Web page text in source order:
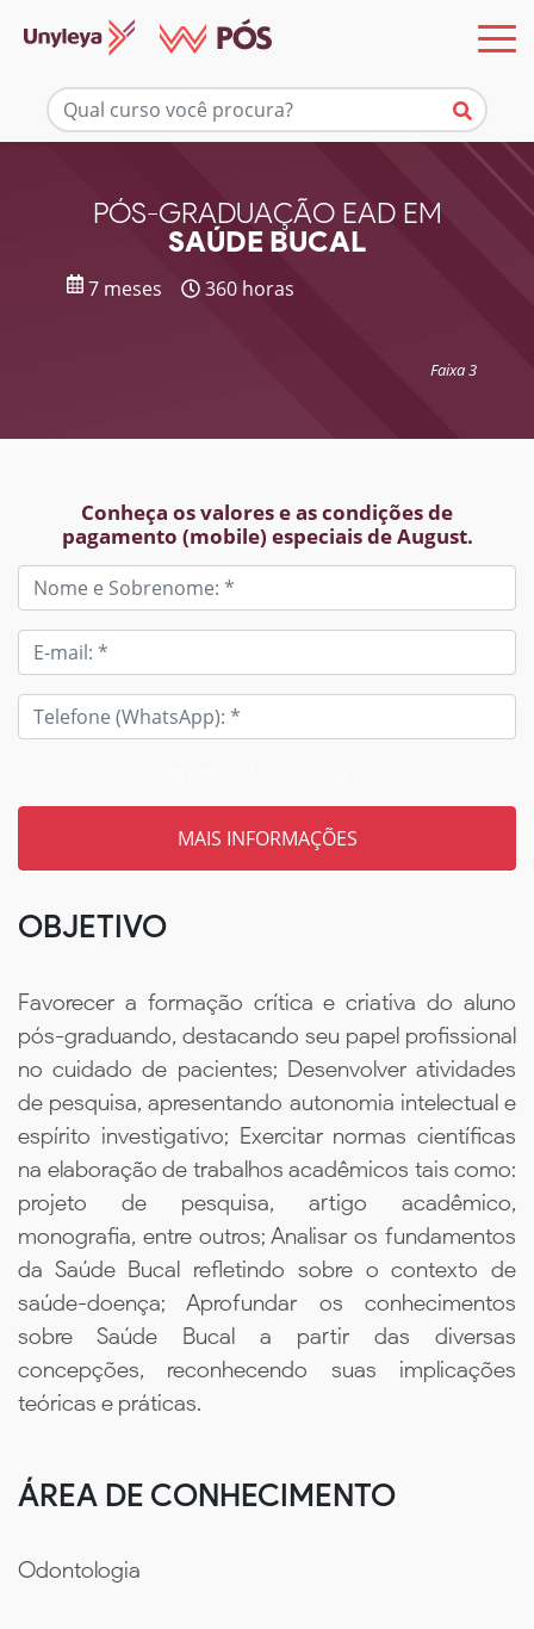
PÓS-GRADUAÇÃO EAD EM
SAÚDE BUCAL
7 meses 360 horas
Faixa 3
Conheça os valores e as condições de
pagamento (mobile) especiais de August.
Mais informações
OBJETIVO
Favorecer a formação crítica e criativa do aluno
pós-graduando, destacando seu papel profissional
no cuidado de pacientes; Desenvolver atividades
de pesquisa, apresentando autonomia intelectual e
espírito investigativo; Exercitar normas científicas
na elaboração de trabalhos acadêmicos tais como:
projeto de pesquisa, artigo acadêmico,
monografia, entre outros; Analisar os fundamentos
da Saúde Bucal refletindo sobre o contexto de
saúde-doença; Aprofundar os conhecimentos
sobre Saúde Bucal a partir das diversas
concepções, reconhecendo suas implicações
teóricas e práticas.
ÁREA DE CONHECIMENTO
Odontologia